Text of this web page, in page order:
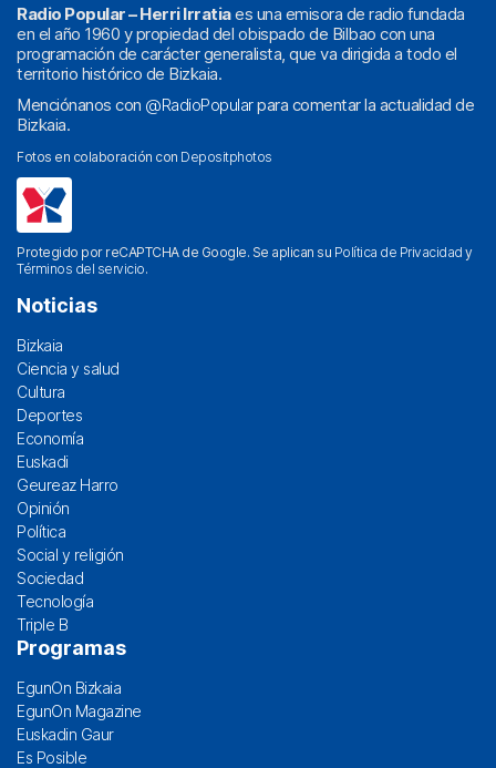
Radio Popular – Herri Irratiaes una emisora de radio fundada
en el año 1960 y propiedad del obispado de Bilbao con una
programación de carácter generalista, que va dirigida a todo el
territorio histórico de Bizkaia.
Menciónanos con @RadioPopularpara comentar la actualidad de
Bizkaia.
Fotos en colaboración con Depositphotos
Protegido por reCAPTCHA de Google. Se aplican su Política de Privacidad y
Términos del servicio.
Noticias
Bizkaia
Ciencia y salud
Cultura
Deportes
Economía
Euskadi
Geureaz Harro
Opinión
Política
Social y religión
Sociedad
Tecnología
Triple B
Programas
EgunOn Bizkaia
EgunOn Magazine
Euskadin Gaur
Es Posible